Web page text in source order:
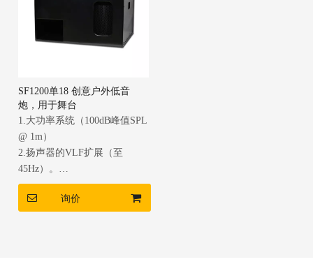
SF1200单18 创意户外低音
炮，用于舞台
1.大功率系统（100dB峰值SPL
@ 1m）
2.扬声器的VLF扩展（至
45Hz）。
3.先进的控制电子装置确保可
靠，线性的操作。
询价